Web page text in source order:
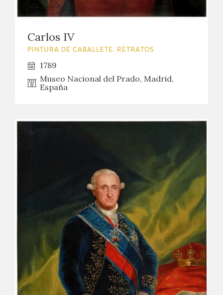
Carlos IV
PINTURA DE CABALLETE. RETRATOS
1789
Museo Nacional del Prado, Madrid,
España